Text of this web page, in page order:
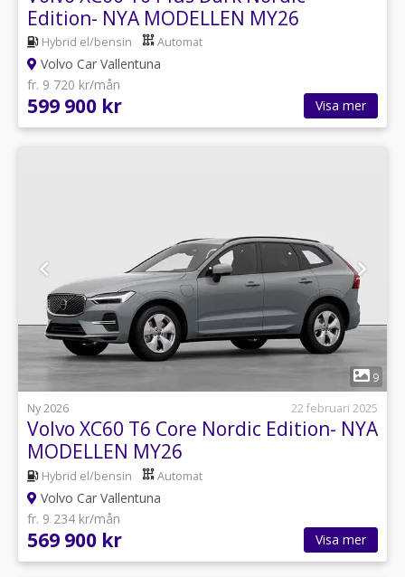
Edition- NYA MODELLEN MY26
Hybrid el/bensin Automat
Volvo Car Vallentuna
fr. 9 720 kr/mån
599 900 kr Visa mer
9
Ny 2026
22 februari 2025
Volvo XC60 T6 Core Nordic Edition- NYA
MODELLEN MY26
Hybrid el/bensin Automat
Volvo Car Vallentuna
fr. 9 234 kr/mån
569 900 kr Visa mer